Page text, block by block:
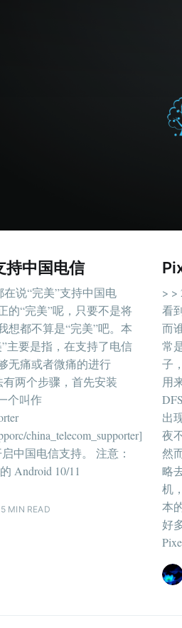
持中国电信
说“完美”支持中国电
的“完美”呢，只要不是将
想都不算是“完美”吧。本
主要是指，在支持了电信
无痛或者微痛的进行
两个步骤，首先安装
个叫作
china_telecom_supporter]
中国电信支持。 注意：
Android 10/11
5 MIN READ
> >
看
而
常
子
用
出
夜
然
略
机
本
好